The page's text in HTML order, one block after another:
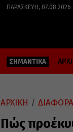
ΠΑΡΑΣΚΕΥΉ, 07.08.2026
ΣΗΜΑΝΤΙΚΑ
ΑΡΧΙΚΗ / ΔΙΑΦΟΡΑ
Πώς